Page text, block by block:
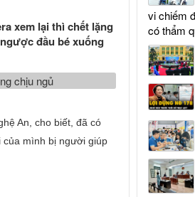
xem lại thì chết lặng
đầu bé xuống
An, cho biết, đã có
của mình bị người giúp
vi chiếm
có thẩm